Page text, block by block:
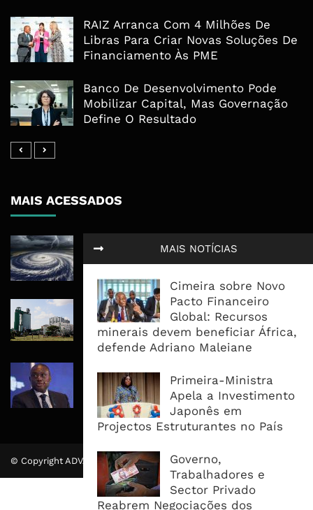
MAIS NOTÍCIAS
Cimeira sobre Novo
Pacto Financeiro
Global: Recursos
minerais devem beneficiar África,
defende Adriano Maleiane
Primeira-Ministra
Apela a Investimento
Japonês em
Projectos Estruturantes no País
Governo,
Trabalhadores e
Sector Privado
Reabrem Negociações dos
RAIZ Arranca Com 4 Milhões De
Libras Para Criar Novas Soluções De
Financiamento Às PME
Banco De Desenvolvimento Pode
Mobilizar Capital, Mas Governação
Define O Resultado
MAIS ACESSADOS
Tempestade Tropical GEZANI Poderá
Governo admite nova operadora
para a Mozal após suspensão das
operações
CEO do Standard Bank pede ao
Governo que “saia do caminho” e
facilite os negócios
© Copyright ADVALUE. Todos Direitos Reservados.